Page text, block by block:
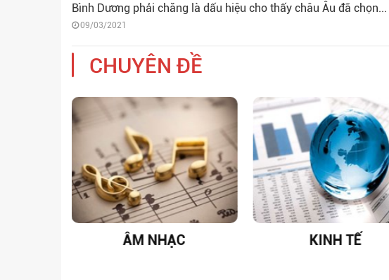
Bình Dương phải chăng là dấu hiệu cho thấy châu Âu đã chọn...
09/03/2021
CHUYÊN ĐỀ
ÂM NHẠC KINH TẾ